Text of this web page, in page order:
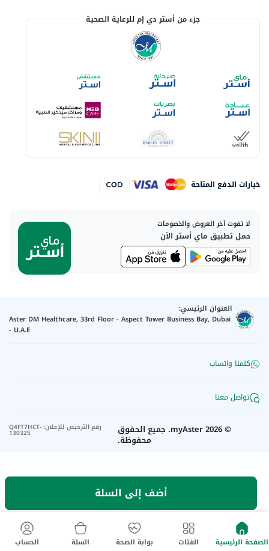
أضف إلى السلة
جزء من أستر دي إم للرعاية الصحية
خيارات الدفع المتاحة
لا تفوت آخر العروض والخصومات
حمل تطبيق ماي أستر الآن
العنوان الرئيسي:
Aster DM Healthcare, 33rd Floor - Aspect Tower Business Bay, Dubai
- U.A.E
كلمنا واتساب
تواصل معنا
©
2026
myAster. جميع الحقوق
محفوظة.
رقم الترخيص للإعلان:
Q4FT7HCT-
130325
الصفحة الرئيسية الفئات بوابة الصحة السلة الحساب